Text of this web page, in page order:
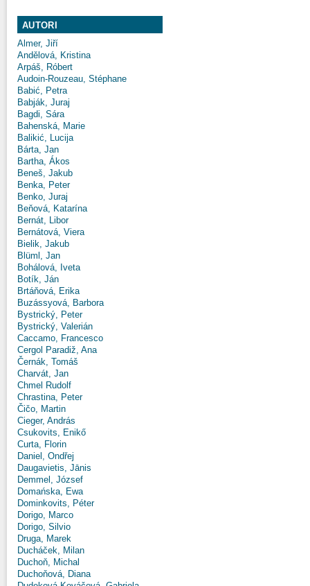
AUTORI
Almer, Jiří
Andělová, Kristina
Arpáš, Róbert
Audoin-Rouzeau, Stéphane
Babić, Petra
Babják, Juraj
Bagdi, Sára
Bahenská, Marie
Balikić, Lucija
Bárta, Jan
Bartha, Ákos
Beneš, Jakub
Benka, Peter
Benko, Juraj
Beňová, Katarína
Bernát, Libor
Bernátová, Viera
Bielik, Jakub
Blüml, Jan
Bohálová, Iveta
Botík, Ján
Brtáňová, Erika
Buzássyová, Barbora
Bystrický, Peter
Bystrický, Valerián
Caccamo, Francesco
Cergol Paradiž, Ana
Černák, Tomáš
Charvát, Jan
Chmel Rudolf
Chrastina, Peter
Čičo, Martin
Cieger, András
Csukovits, Enikő
Curta, Florin
Daniel, Ondřej
Daugavietis, Jānis
Demmel, József
Domańska, Ewa
Dominkovits, Péter
Dorigo, Marco
Dorigo, Silvio
Druga, Marek
Ducháček, Milan
Duchoň, Michal
Duchoňová, Diana